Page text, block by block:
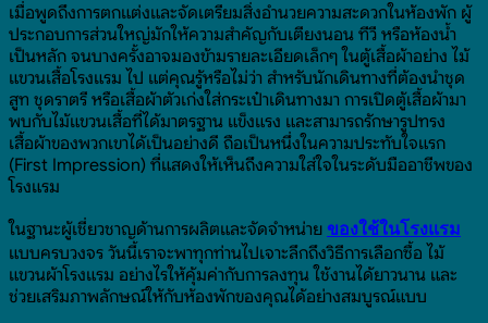
เมื่อพูดถึงการตกแต่งและจัดเตรียมสิ่งอำนวยความสะดวกในห้องพัก ผู้
ประกอบการส่วนใหญ่มักให้ความสำคัญกับเตียงนอน ทีวี หรือห้องน้ำ
เป็นหลัก จนบางครั้งอาจมองข้ามรายละเอียดเล็กๆ ในตู้เสื้อผ้าอย่าง ไม้
แขวนเสื้อโรงแรม ไป แต่คุณรู้หรือไม่ว่า สำหรับนักเดินทางที่ต้องนำชุด
สูท ชุดราตรี หรือเสื้อผ้าตัวเก่งใส่กระเป๋าเดินทางมา การเปิดตู้เสื้อผ้ามา
พบกับไม้แขวนเสื้อที่ได้มาตรฐาน แข็งแรง และสามารถรักษารูปทรง
เสื้อผ้าของพวกเขาได้เป็นอย่างดี ถือเป็นหนึ่งในความประทับใจแรก
(First Impression) ที่แสดงให้เห็นถึงความใส่ใจในระดับมืออาชีพของ
โรงแรม
ในฐานะผู้เชี่ยวชาญด้านการผลิตและจัดจำหน่าย ของใช้ในโรงแรม
แบบครบวงจร วันนี้เราจะพาทุกท่านไปเจาะลึกถึงวิธีการเลือกซื้อ ไม้
แขวนผ้าโรงแรม อย่างไรให้คุ้มค่ากับการลงทุน ใช้งานได้ยาวนาน และ
ช่วยเสริมภาพลักษณ์ให้กับห้องพักของคุณได้อย่างสมบูรณ์แบบ